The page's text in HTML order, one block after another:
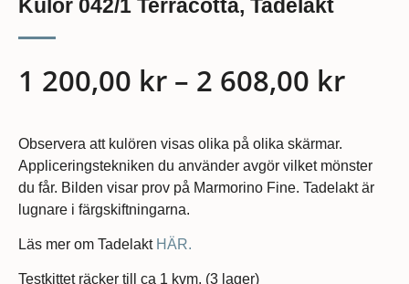
Kulör 042/1 Terracotta, Tadelakt
1 200,00 kr – 2 608,00 kr
Observera att kulören visas olika på olika skärmar.
Appliceringstekniken du använder avgör vilket mönster
du får. Bilden visar prov på Marmorino Fine. Tadelakt är
lugnare i färgskiftningarna.
Läs mer om TadelaktHÄR.
Testkittet räcker till ca 1 kvm. (3 lager)